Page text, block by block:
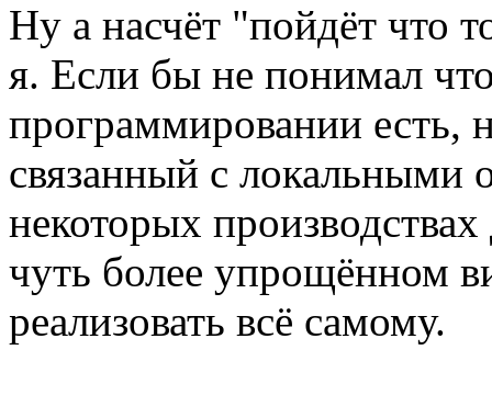
Ну а насчёт "пойдёт что
я. Если бы не понимал
программировании есть,
связанный с
некоторых
чуть более упрощённом
реализовать всё самому.